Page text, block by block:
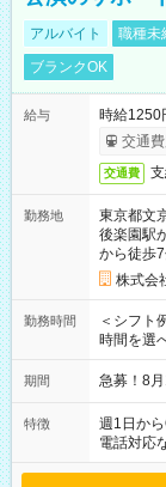
アルバイト 職種未
ブランクOK
給与
時給1250
交通
交通費
勤務地
東京都文
後楽園駅
から徒歩
株式会
勤務時間
＜シフト例＞
時間を選
期間 急募！8
特徴 週1日か
電話対応